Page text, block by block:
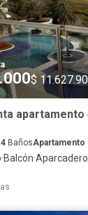
$
4 BañosApartamento
·Balcón·Aparcadero